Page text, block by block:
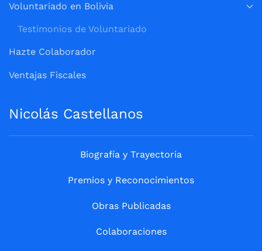
Voluntariado en Bolivia
Testimonios de Voluntariado
Hazte Colaborador
Ventajas Fiscales
Nicolás Castellanos
Biografía y Trayectoria
Premios y Reconocimientos
Obras Publicadas
Colaboraciones